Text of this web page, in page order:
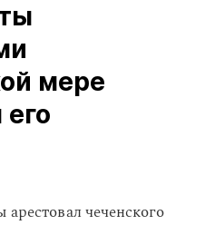
мере
его
чеченского